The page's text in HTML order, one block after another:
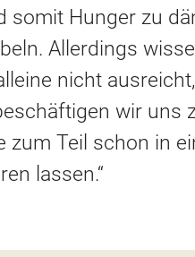
somit Hunger zu
Allerdings
nicht
wir uns
Teil schon in
lassen.“